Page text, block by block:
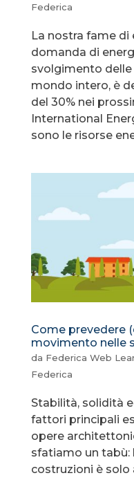
Federica
La nostra fame di
domanda di
svolgimento
mondo intero, è
del 30% nei
International
sono le risorse
Come prevedere
movimento nelle
da Federica Web
Federica
Stabilità, solidità
fattori principali
opere
sfatiamo un tabù:
costruzioni è solo